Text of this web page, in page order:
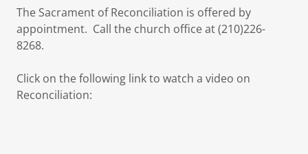
The Sacrament of Reconciliation is offered by
appointment. Call the church office at (210)226-
8268.
Click on the following link to watch a video on
Reconciliation: